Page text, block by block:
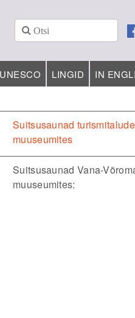
UNESCO LINGID IN
Suitsusaunad
muuseumites
Suitsusaunad Vana-
muuseumites: